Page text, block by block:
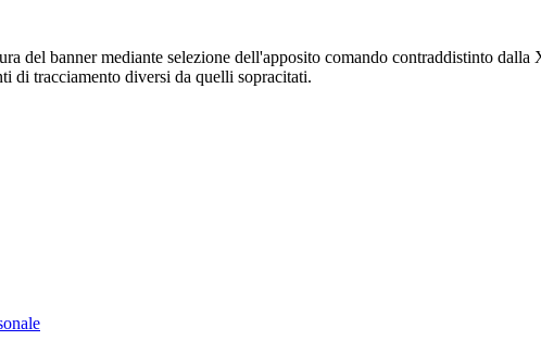
del banner mediante selezione dell'apposito comando contraddistinto
di tracciamento diversi da quelli sopracitati.